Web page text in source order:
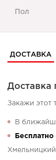
Пол
ДОСТАВКА
Доставка
Закажи этот
В
Бесплатно